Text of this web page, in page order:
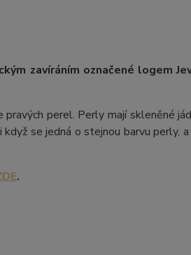
zavíráním označené logem
pravých perel. Perly mají skleněné
se jedná o stejnou barvu perly,
.